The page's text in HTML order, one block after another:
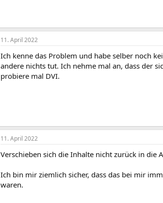
11. April 2022
Ich kenne das Problem und habe selber noch
andere nichts tut. Ich nehme mal an, dass der
probiere mal DVI.
11. April 2022
Verschieben sich die Inhalte nicht zurück in die
Ich bin mir ziemlich sicher, dass das bei mir
waren.